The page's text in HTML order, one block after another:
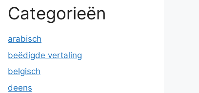
Categorieën
arabisch
beëdigde vertaling
belgisch
deens